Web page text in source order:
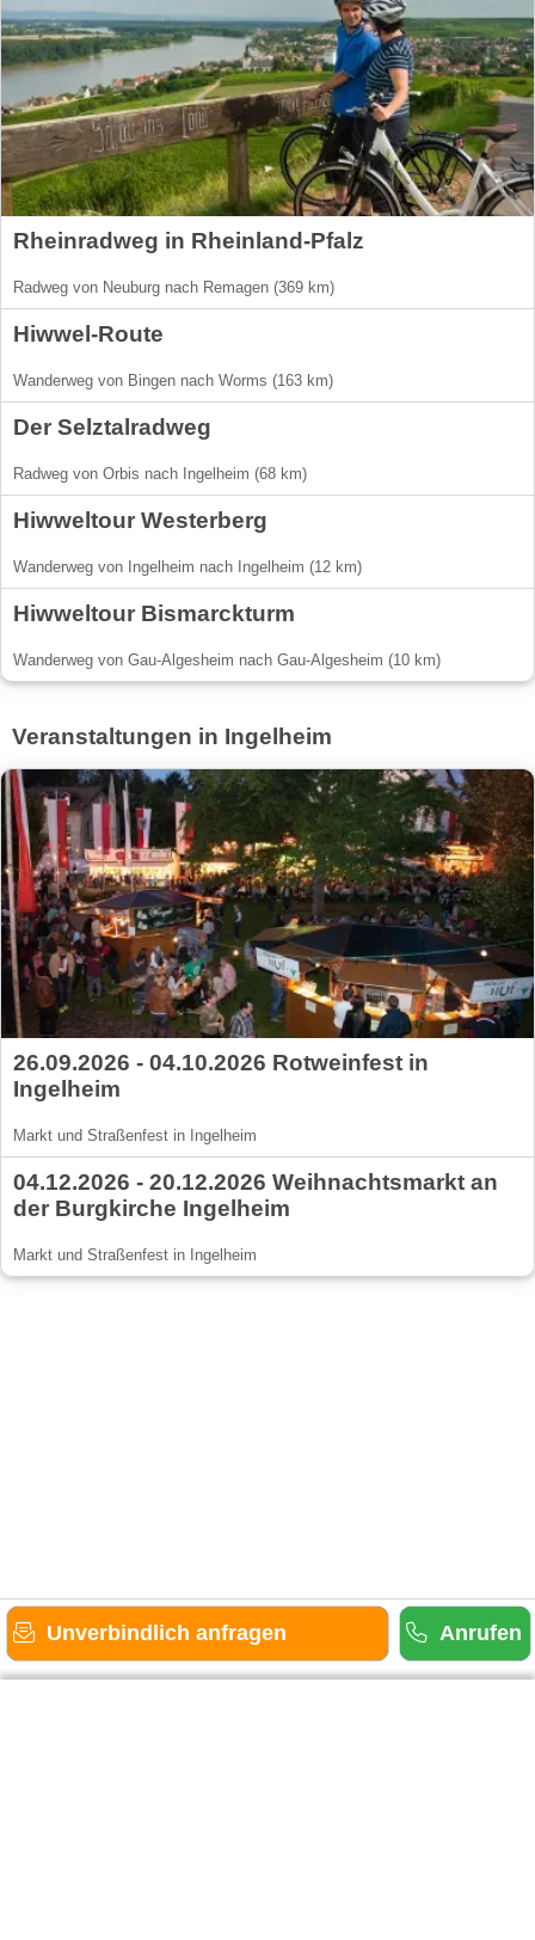
Rheinradweg in Rheinland-Pfalz
Radweg von Neuburg nach Remagen (369 km)
Hiwwel-Route
Wanderweg von Bingen nach Worms (163 km)
Der Selztalradweg
Radweg von Orbis nach Ingelheim (68 km)
Hiwweltour Westerberg
Wanderweg von Ingelheim nach Ingelheim (12 km)
Hiwweltour Bismarckturm
Wanderweg von Gau-Algesheim nach Gau-Algesheim (10 km)
Veranstaltungen in Ingelheim
26.09.2026 - 04.10.2026 Rotweinfest in
Ingelheim
Markt und Straßenfest in Ingelheim
04.12.2026 - 20.12.2026 Weihnachtsmarkt an
der Burgkirche Ingelheim
Markt und Straßenfest in Ingelheim
Unverbindlich anfragen Anrufen